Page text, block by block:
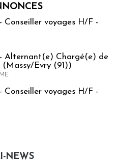
Conseiller voyages H/F -
Alternant(e) Chargé(e) de
(Massy/Evry (91))
Conseiller voyages H/F -
NEWS